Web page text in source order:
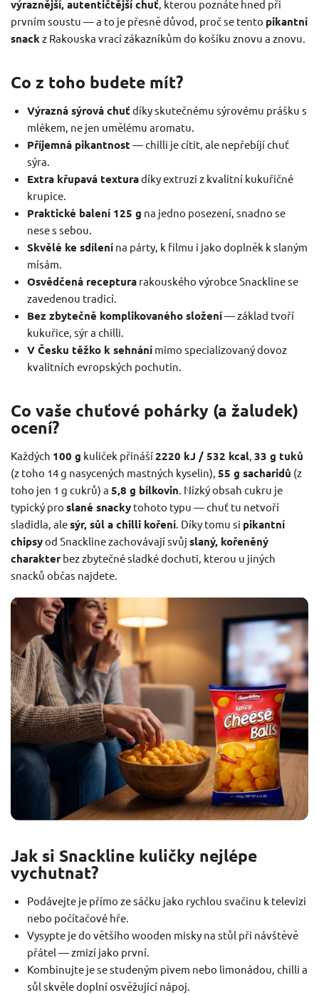
výraznější, autentičtější chuť , kterou poznáte hned při
prvním soustu — a to je přesně důvod, proč se tento pikantní
snackz Rakouska vrací zákazníkům do košíku znovu a znovu.
Co z toho budete mít?
Výrazná sýrová chuť díky skutečnému sýrovému prášku s
mlékem, ne jen umělému aromatu.
Příjemná pikantnost — chilli je cítit, ale nepřebíjí chuť
sýra.
Extra křupavá texturadíky extruzi z kvalitní kukuřičné
krupice.
Praktické balení 125 g na jedno posezení, snadno se
nese s sebou.
Skvělé ke sdílenína párty, k filmu i jako doplněk k slaným
mísám.
Osvědčená recepturarakouského výrobce Snackline se
zavedenou tradicí.
Bez zbytečně komplikovaného složení— základ tvoří
kukuřice, sýr a chilli.
V Česku těžko k sehnánímimo specializovaný dovoz
kvalitních evropských pochutin.
Co vaše chuťové pohárky (a žaludek)
ocení?
Každých 100 g kuliček přináší2220 kJ / 532 kcal, 33 g tuků
(z toho 14 g nasycených mastných kyselin), 55 g sacharidů (z
toho jen 1 g cukrů) a 5,8 g bílkovin. Nízký obsah cukru je
typický pro slané snacky tohoto typu — chuť tu netvoří
sladidla, alesýr, sůl a chilli koření. Díky tomu si pikantní
chipsyod Snackline zachovávají svůj slaný, kořeněný
charakter bez zbytečné sladké dochuti, kterou u jiných
snacků občas najdete.
Jak si Snackline kuličky nejlépe
vychutnat?
Podávejte je přímo ze sáčku jako rychlou svačinu k televizi
nebo počítačové hře.
Vysypte je do většího wooden misky na stůl při návštěvě
přátel — zmizí jako první.
Kombinujte je se studeným pivem nebo limonádou, chilli a
sůl skvěle doplní osvěžující nápoj.